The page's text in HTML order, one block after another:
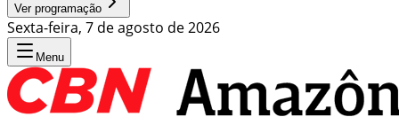
Ver programação
Sexta-feira, 7 de agosto de 2026
Menu